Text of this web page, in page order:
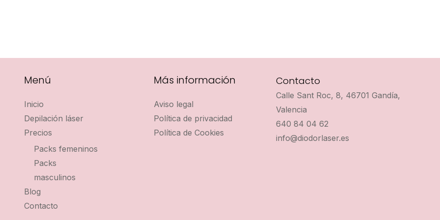
Menú
Inicio
Depilación láser
Precios
Packs femeninos
Packs
masculinos
Blog
Contacto
Más información
Aviso legal
Política de privacidad
Política de Cookies
Contacto
Calle Sant Roc, 8, 46701 Gandía,
Valencia
640 84 04 62
info@diodorlaser.es